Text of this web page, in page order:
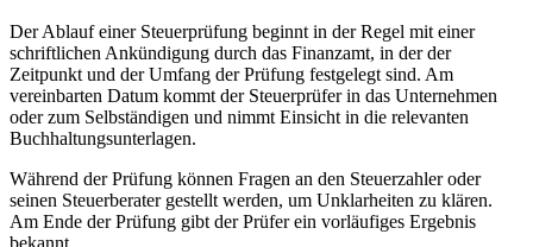
Der Ablauf einer Steuerprüfung beginnt in der Regel mit einer
schriftlichen Ankündigung durch das Finanzamt, in der der
Zeitpunkt und der Umfang der Prüfung festgelegt sind. Am
vereinbarten Datum kommt der Steuerprüfer in das Unternehmen
oder zum Selbständigen und nimmt Einsicht in die relevanten
Buchhaltungsunterlagen.
Während der Prüfung können Fragen an den Steuerzahler oder
seinen Steuerberater gestellt werden, um Unklarheiten zu klären.
Am Ende der Prüfung gibt der Prüfer ein vorläufiges Ergebnis